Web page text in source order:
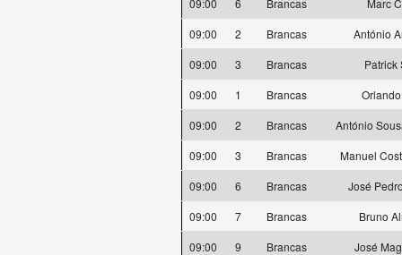
09:00
6 Brancas
Marc
09:00
2 Brancas
António
09:00
3 Brancas
Patrick
09:00
1 Brancas
09:00
2 Brancas
António
09:00
3 Brancas
Manuel
09:00
6 Brancas
José
09:00
7 Brancas
Bruno
09:00
9 Brancas
José